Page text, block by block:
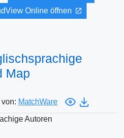
Online öffnen
Map
MatchWare
Autoren